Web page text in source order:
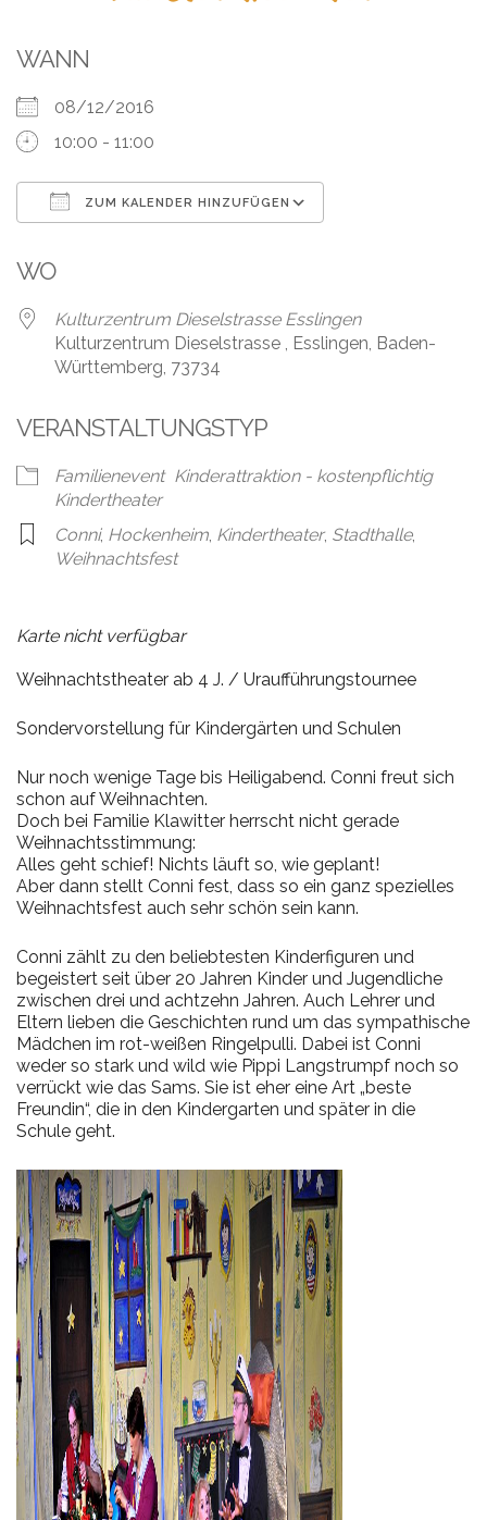
Über
Fotos,
Events
Videos
Referenzen
Blog
Jobs
Partner/Links
WANN
08/12/2016
10:00 - 11:00
ZUM KALENDER HINZUFÜGEN
WO
Kulturzentrum Dieselstrasse Esslingen
Kulturzentrum Dieselstrasse , Esslingen, Baden-
Württemberg, 73734
VERANSTALTUNGSTYP
Familienevent Kinderattraktion - kostenpflichtig
Kindertheater
Conni, Hockenheim, Kindertheater, Stadthalle,
Weihnachtsfest
Karte nicht verfügbar
Weihnachtstheater ab 4 J. / Uraufführungstournee
Sondervorstellung für Kindergärten und Schulen
Nur noch wenige Tage bis Heiligabend. Conni freut sich
schon auf Weihnachten.
Doch bei Familie Klawitter herrscht nicht gerade
Weihnachtsstimmung:
Alles geht schief! Nichts läuft so, wie geplant!
Aber dann stellt Conni fest, dass so ein ganz spezielles
Weihnachtsfest auch sehr schön sein kann.
Conni zählt zu den beliebtesten Kinderfiguren und
begeistert seit über 20 Jahren Kinder und Jugendliche
zwischen drei und achtzehn Jahren. Auch Lehrer und
Eltern lieben die Geschichten rund um das sympathische
Mädchen im rot-weißen Ringelpulli. Dabei ist Conni
weder so stark und wild wie Pippi Langstrumpf noch so
verrückt wie das Sams. Sie ist eher eine Art „beste
Freundin“, die in den Kindergarten und später in die
Schule geht.